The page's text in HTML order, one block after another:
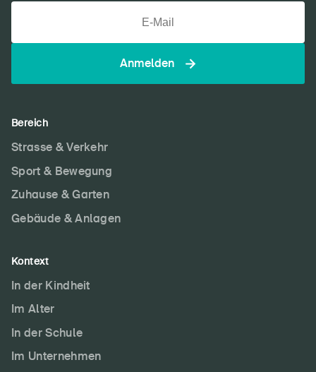
Anmelden
Bereich
Strasse & Verkehr
Sport & Bewegung
Zuhause & Garten
Gebäude & Anlagen
Kontext
In der Kindheit
Im Alter
In der Schule
Im Unternehmen